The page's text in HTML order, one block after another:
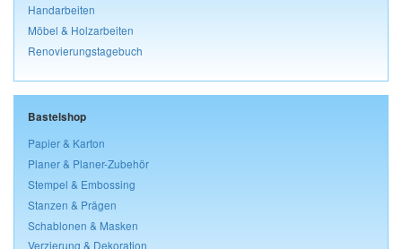
Handarbeiten
Möbel & Holzarbeiten
Renovierungstagebuch
Bastelshop
Papier & Karton
Planer & Planer-Zubehör
Stempel & Embossing
Stanzen & Prägen
Schablonen & Masken
Verzierung & Dekoration